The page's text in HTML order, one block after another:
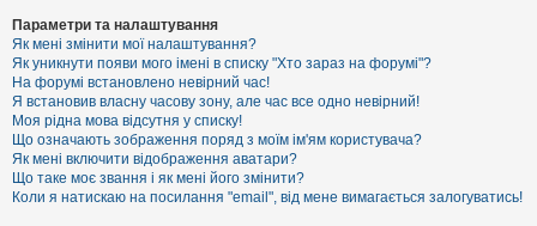
м
и
б
е
з
в
і
д
п
о
в
і
Параметри та налаштування
Як мені змінити мої налаштування?
Як уникнути появи мого імені в списку "Хто зараз на форумі"?
На форумі встановлено невірний час!
Я встановив власну часову зону, але час все одно невірний!
Моя рідна мова відсутня у списку!
Що означають зображення поряд з моїм ім'ям користувача?
Як мені включити відображення аватари?
Що таке моє звання і як мені його змінити?
Коли я натискаю на посилання "email", від мене вимагається залогуватись!